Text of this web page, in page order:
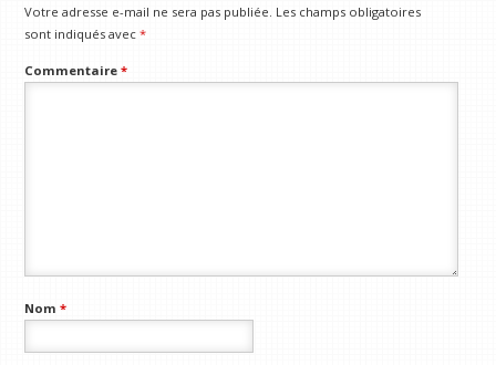
Votre adresse e-mail ne sera pas publiée. Les champs obligatoires
sont indiqués avec*
Commentaire*
Nom*